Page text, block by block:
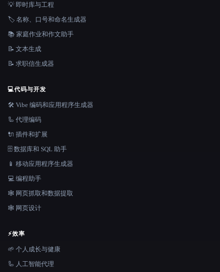
💡 即时库与工程
🏷️ 名称、口号和命名生成器
📚 家庭作业和作文助手
📝 文本生成
📝 求职信生成器
💻代码与开发
🛠️ Vibe 编码和应用程序生成器
🦾 代理编码
🔌 插件和扩展
🗄️ 数据库和 SQL 助手
📱 移动应用程序生成器
💻 编程助手
🕸️ 网页抓取和数据提取
🕸 网页设计
⚡效率
🌱 个人成长与健康
🦾 人工智能代理